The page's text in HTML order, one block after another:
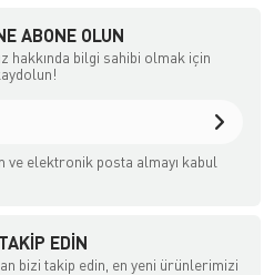
ABONE OLUN
hakkında bilgi sahibi olmak için
ve elektronik posta almayı kabul
EDIN
bizi takip edin, en yeni ürünlerimizi